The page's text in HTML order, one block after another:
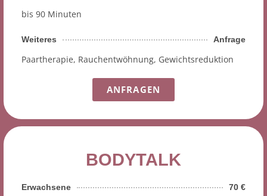
bis 90 Minuten
Weiteres Anfrage
Paartherapie, Rauchentwöhnung, Gewichtsreduktion
ANFRAGEN
BODYTALK
Erwachsene 70 €